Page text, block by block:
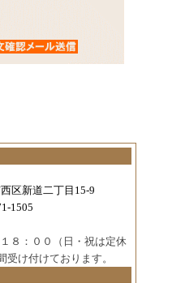
区新道二丁目15-9
1505
８：００（日・祝は定休
受け付けております。